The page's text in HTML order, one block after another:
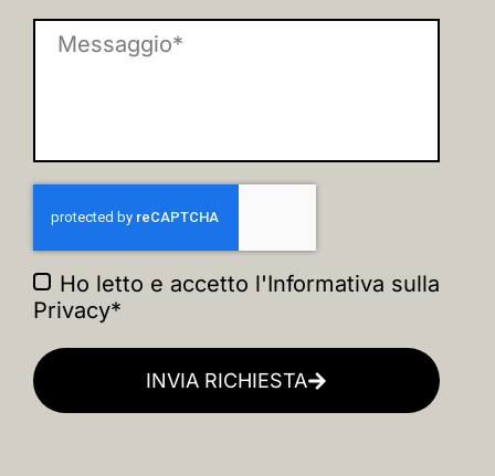
Ho letto e accetto l'Informativa sulla
Privacy*
INVIA RICHIESTA